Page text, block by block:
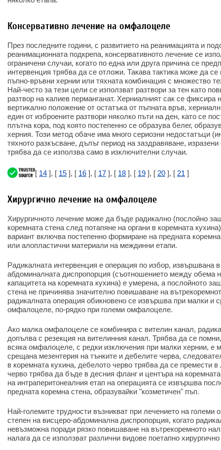
Консервативно лечение на омфалоцеле
През последните години, с развитието на реанимацията и
реанимационната подкрепа, консервативното лечение се
ограничени случаи, когато по една или друга причина се
интервенция трябва да се отложи. Такава тактика може да се
пъпно-връвни хернии или тяхната комбинация с множество
Най-често за тези цели се използват разтвори за тен като
разтвор на калиев перманганат. Херниалният сак се фиксира
вертикално положение от остатъка от пъпната връв,
един от изброените разтвори няколко пъти на ден, като се
плътна кора, под която постепенно се образува белег,
херния. Този метод обаче има много сериозни недостатъци
тяхното разкъсване, дълъг период на заздравяване,
трябва да се използва само в изключителни случаи.
[ 14 ], [ 15 ], [ 16 ], [ 17 ], [ 18 ], [ 19 ], [ 20 ], [ 21 ]
Хирургично лечение на омфалоцеле
Хирургичното лечение може да бъде радикално (послойно
коремната стена след потапяне на органи в коремната
вариант включва постепенно формиране на предната
или алопластични материали на междинни етапи.
Радикалната интервенция е операция по избор, извършвана
абдоминалната диспропорция (съотношението между обема
капацитета на коремната кухина) е умерена, а послойното
стена не причинява значително повишаване на
радикалната операция обикновено се извършва при малки и
омфалоцеле, по-рядко при големи омфалоцеле.
Ако малка омфалоцеле се комбинира с вителин канал,
допълва с резекция на вителинния канал. Трябва да се
всяка омфалоцеле, с редки изключения при малки хернии, е
срещана мезентерия на тънките и дебелите черва,
в коремната кухина, дебелото черво трябва да се премести в
черво трябва да бъде в десния фланг и центъра на
на интраперитонеалния етап на операцията се извършва
предната коремна стена, образувайки "козметичен" пъп.
Най-големите трудности възникват при лечението на
степен на висцеро-абдоминална диспропорция, когато
невъзможна поради рязко повишаване на вътрекоремното
налага да се използват различни видове поетапно